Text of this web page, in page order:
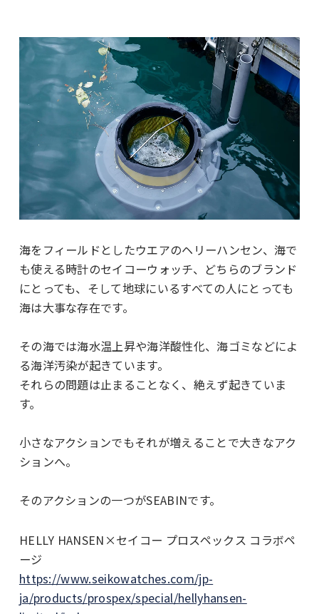
海をフィールドとしたウエアのヘリーハンセン、海で
も使える時計のセイコーウォッチ、どちらのブランド
にとっても、そして地球にいるすべての人にとっても
海は大事な存在です。
その海では海水温上昇や海洋酸性化、海ゴミなどによ
る海洋汚染が起きています。
それらの問題は止まることなく、絶えず起きていま
す。
小さなアクションでもそれが増えることで大きなアク
ションへ。
そのアクションの一つがSEABINです。
HELLY HANSEN×セイコー プロスペックス コラボペ
ージ
https://www.seikowatches.com/jp-
ja/products/prospex/special/hellyhansen-